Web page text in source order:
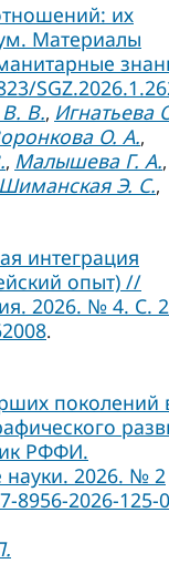
их
Материалы
В., Игнатьева
О. А.,
, Малышева Г. А.,
Шиманская Э. С.,
интеграция
опыт) //
2026. № 4. С.
.
поколений
РФФИ.
2026. № 2
8956-2026-125-